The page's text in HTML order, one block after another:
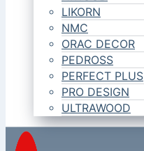
LIKORN
NMC
ORAC DECOR
PEDROSS
PERFECT PLUS
PRO DESIGN
ULTRAWOOD